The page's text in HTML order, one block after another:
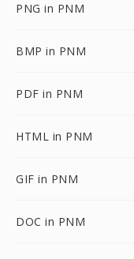
PNG in PNM
BMP in PNM
PDF in PNM
HTML in PNM
GIF in PNM
DOC in PNM